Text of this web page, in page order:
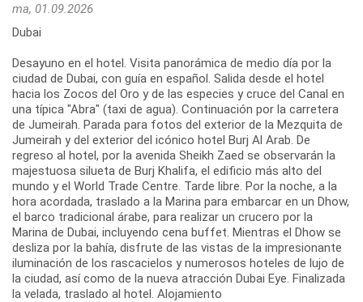
ma, 01.09.2026
Dubai
Desayuno en el hotel. Visita panorámica de medio día por la
ciudad de Dubai, con guía en español. Salida desde el hotel
hacia los Zocos del Oro y de las especies y cruce del Canal en
una típica "Abra" (taxi de agua). Continuación por la carretera
de Jumeirah. Parada para fotos del exterior de la Mezquita de
Jumeirah y del exterior del icónico hotel Burj Al Arab. De
regreso al hotel, por la avenida Sheikh Zaed se observarán la
majestuosa silueta de Burj Khalifa, el edificio más alto del
mundo y el World Trade Centre. Tarde libre. Por la noche, a la
hora acordada, traslado a la Marina para embarcar en un Dhow,
el barco tradicional árabe, para realizar un crucero por la
Marina de Dubai, incluyendo cena buffet. Mientras el Dhow se
desliza por la bahía, disfrute de las vistas de la impresionante
iluminación de los rascacielos y numerosos hoteles de lujo de
la ciudad, así como de la nueva atracción Dubai Eye. Finalizada
la velada, traslado al hotel. Alojamiento